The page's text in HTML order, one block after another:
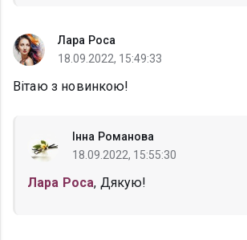
Лара Роса
18.09.2022, 15:49:33
Вітаю з новинкою!
Інна Романова
18.09.2022, 15:55:30
Лара Роса, Дякую!